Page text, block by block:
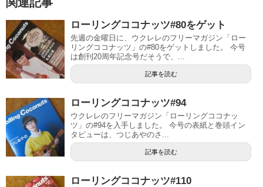
ローリングココナッツ#80をゲット
先週の金曜日に、ウクレレのフリーマガジン「ロー
リングココナッツ」の#80をゲットしました。 今号
は創刊20周年記念号だそうで、...
記事を読む
ローリングココナッツ#94
ウクレレのフリーマガジン「ローリングココナッ
ツ」の#94を入手しました。 今号の表紙と巻頭イン
タビューは、つじあやのさ...
記事を読む
ローリングココナッツ#110